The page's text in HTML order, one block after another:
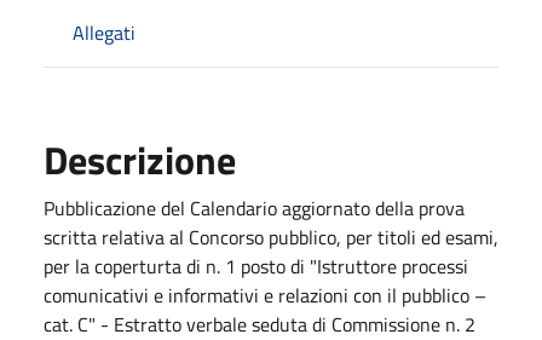
Allegati
Descrizione
Pubblicazione del Calendario aggiornato della prova
scritta relativa al Concorso pubblico, per titoli ed esami,
per la coperturta di n. 1 posto di "Istruttore processi
comunicativi e informativi e relazioni con il pubblico –
cat. C" - Estratto verbale seduta di Commissione n. 2